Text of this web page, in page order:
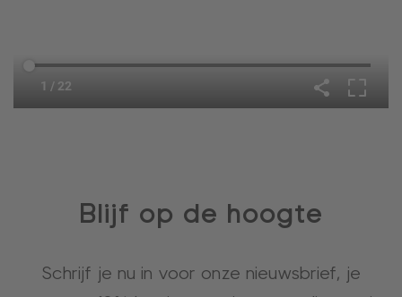
Blijf op de hoogte
Schrijf je nu in voor onze nieuwsbrief, je